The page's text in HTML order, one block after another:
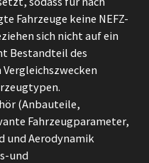
Fahrzeuge keine NEFZ-
sich nicht auf ein
Bestandteil des
(Anbauteile,
Fahrzeugparameter,
und Aerodynamik
und